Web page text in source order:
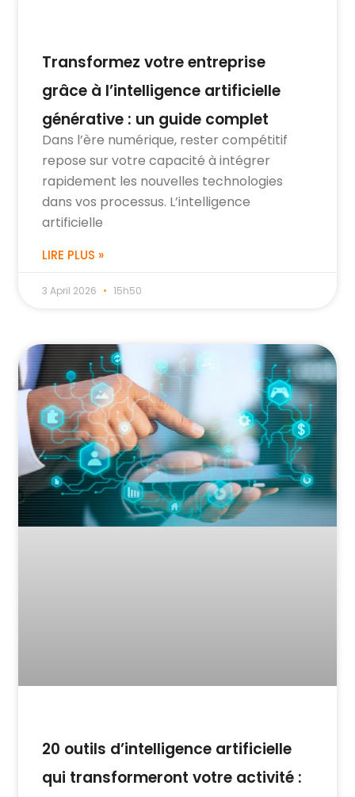
Transformez votre entreprise
grâce à l’intelligence artificielle
générative : un guide complet
Dans l’ère numérique, rester compétitif
repose sur votre capacité à intégrer
rapidement les nouvelles technologies
dans vos processus. L’intelligence
artificielle
LIRE PLUS »
3 April 2026 15h50
20 outils d’intelligence artificielle
qui transformeront votre activité :